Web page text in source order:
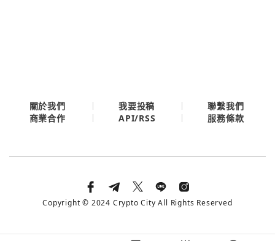
關於我們 我要投稿
聯繫我們
商業合作
API/RSS 服務條款
Copyright © 2024 Crypto City All Rights Reserved